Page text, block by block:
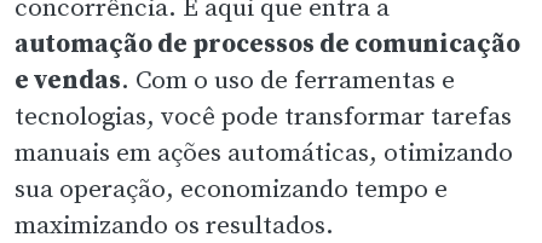
automação de processos de comunicação
e vendas. Com o uso de ferramentas e
tecnologias, você pode transformar tarefas
manuais em ações automáticas, otimizando
sua operação, economizando tempo e
maximizando os resultados.